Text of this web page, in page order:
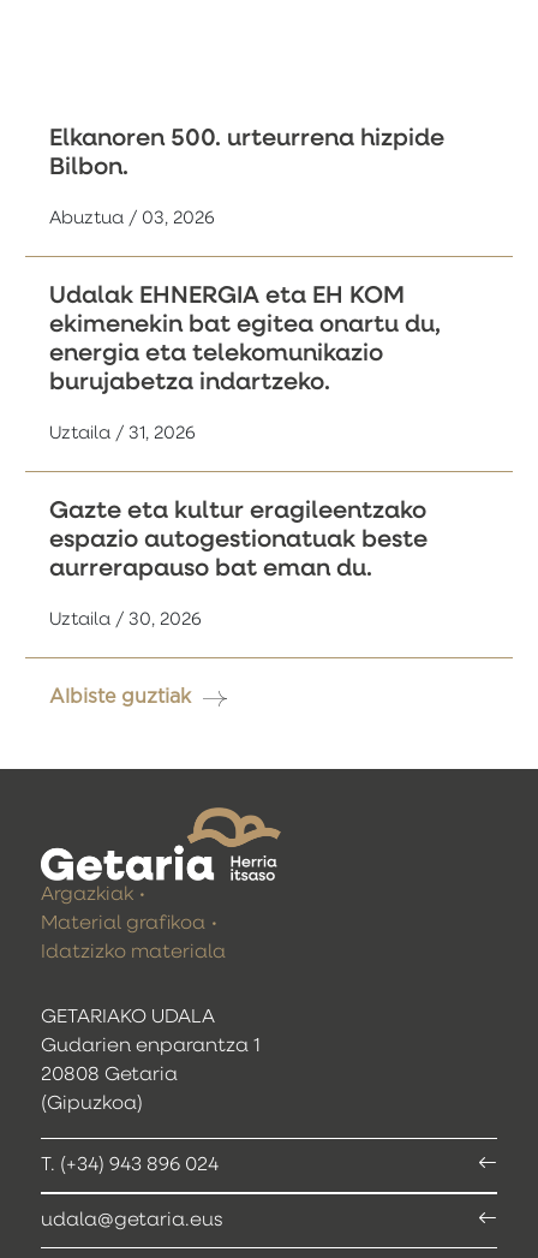
Elkanoren 500. urteurrena hizpide
Bilbon.
Abuztua / 03, 2026
Udalak EHNERGIA eta EH KOM
ekimenekin bat egitea onartu du,
energia eta telekomunikazio
burujabetza indartzeko.
Uztaila / 31, 2026
Gazte eta kultur eragileentzako
espazio autogestionatuak beste
aurrerapauso bat eman du.
Uztaila / 30, 2026
Albiste guztiak
GETARIAKO UDALA
Gudarien enparantza 1
20808 Getaria
(Gipuzkoa)
T. (+34) 943 896 024
udala@getaria.eus
Argazkiak
Material grafikoa
Idatzizko materiala